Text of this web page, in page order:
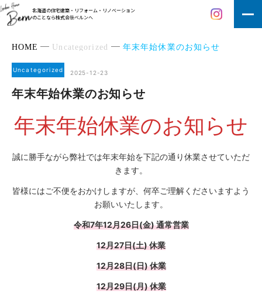
北海道の住宅建築・リフォーム・リノベーション
のことなら株式会社ベルンへ
HOME Uncategorized 年末年始休業のお知らせ
Uncategorized 2025-12-23
年末年始休業のお知らせ
年末年始休業のお知らせ
誠に勝手ながら弊社では年末年始を下記の通り休業させていただ
きます。
皆様にはご不便をおかけしますが、何卒ご理解くださいますよう
お願いいたします。
令和7年12月26日(金) 通常営業
12月27日(土) 休業
12月28日(日) 休業
12月29日(月) 休業